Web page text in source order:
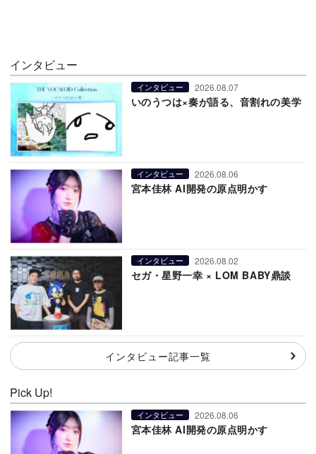
インタビュー
インタビュー 2026.08.07
いのうつは×奏が語る、音割れの美学
インタビュー 2026.08.06
宮本佳林 AI開発の原点明かす
インタビュー 2026.08.02
セガ・星野一幸 × LOM BABY鼎談
インタビュー記事一覧
Pick Up!
インタビュー 2026.08.06
宮本佳林 AI開発の原点明かす